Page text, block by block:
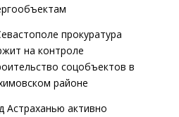
прокуратура
на контроле
соцобъектов в
районе
Астраханью активно